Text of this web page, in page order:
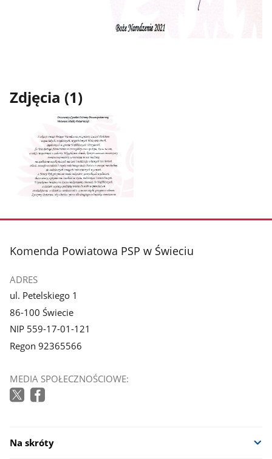
Zdjęcia (1)
zdjęcie
galerii.
stopka
Komenda Powiatowa PSP w Świeciu
ADRES
ul. Petelskiego 1
86-100 Świecie
NIP 559-17-01-121
Regon 92365566
MEDIA SPOŁECZNOŚCIOWE:
Na skróty